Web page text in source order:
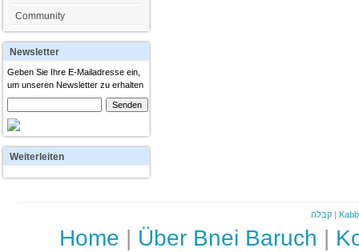
Community
Newsletter
Geben Sie Ihre E-Mailadresse ein,
um unseren Newsletter zu erhalten
Weiterleiten
קבלה
Home Über Bnei Baruch